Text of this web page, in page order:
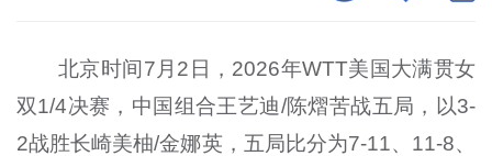
北京时间7月2日，2026年WTT美国大满贯女
双1/4决赛，中国组合王艺迪/陈熠苦战五局，以3-
2战胜长崎美柚/金娜英，五局比分为7-11、11-8、